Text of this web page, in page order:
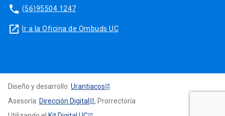
phone (56)95504 1247
launch Ir a la Oficina de Ombuds UC
Diseño y desarrollo: Urantiacos
Asesoría: Dirección Digital
, Prorrectoría